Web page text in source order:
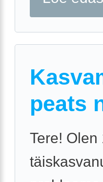
peats
Tere!